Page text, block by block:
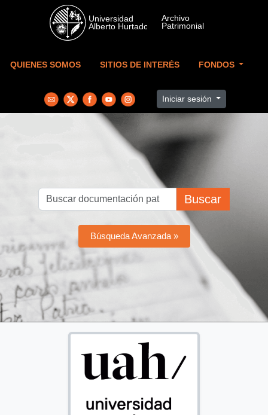
Skip to main content
QUIENES SOMOS SITIOS DE INTERÉS FONDOS
Iniciar sesión
Buscar
Búsqueda Avanzada »